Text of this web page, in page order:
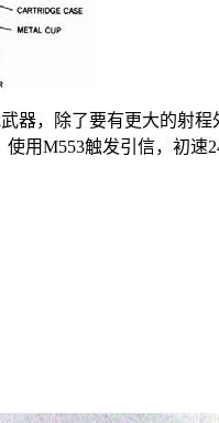
器，除了要有更大的射程
使用M553触发引信，初速